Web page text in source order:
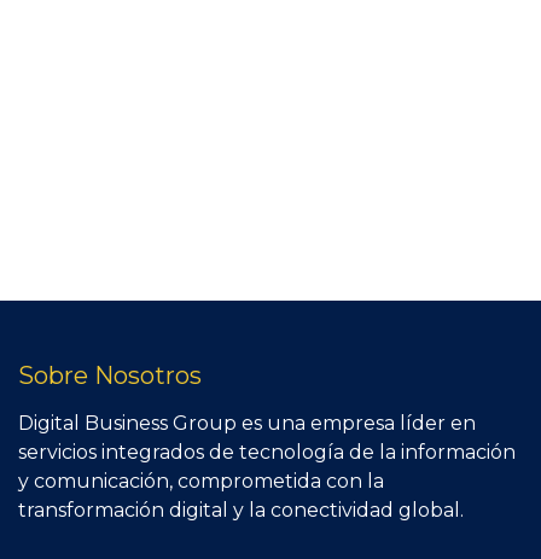
Sobre Nosotros
Digital Business Group es una empresa líder en
servicios integrados de tecnología de la información
y comunicación, comprometida con la
transformación digital y la conectividad global.